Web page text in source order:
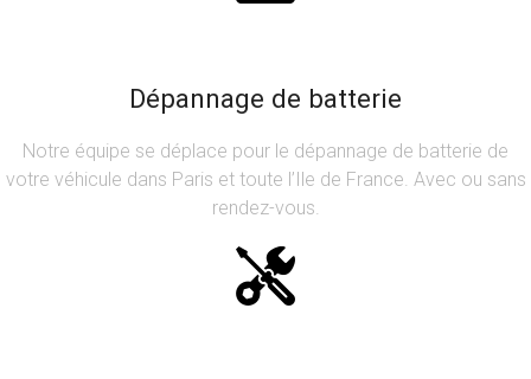
Dépannage de batterie
Notre équipe se déplace pour le dépannage de batterie de
votre véhicule dans Paris et toute l’Ile de France. Avec ou sans
rendez-vous.